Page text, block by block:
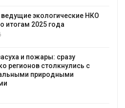
экологические НКО
итогам 2025 года
и пожары: сразу
регионов столкнулись с
природными